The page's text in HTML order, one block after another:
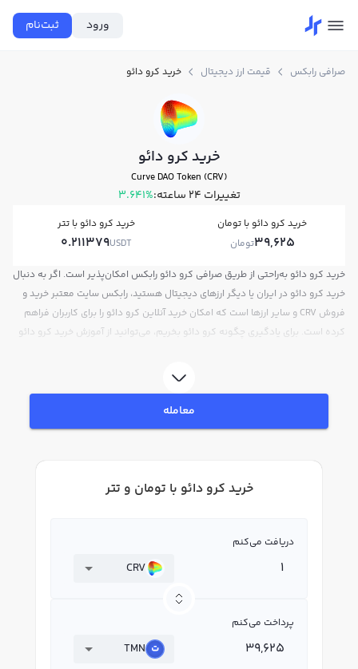
ورود ثبت‌نام
صرافی رابکس قیمت ارز دیجیتال خرید کرو دائو
خرید کرو دائو
Curve DAO Token (CRV)
تغییرات ۲۴ ساعته: 3.641%
خرید کرو دائو با تومان
39,625تومان
خرید کرو دائو با تتر
0.211379USDT
خرید کرو دائو به‌راحتی از طریق صرافی کرو دائو رابکس امکان‌پذیر است. اگر به دنبال
خرید کرو دائو در ایران یا دیگر ارزهای دیجیتال هستید، رابکس سایت معتبر خرید و
فروش CRV و سایر ارزها است که امکان خرید آنلاین کرو دائو را برای کاربران فراهم
کرده است. برای یادگیری چگونه کرو دائو بخریم، می‌توانید از آموزش خرید کرو دائو
بپردازید. در بازار رابکس، قیمت لحظه‌ای، نمودار و امکانات فروش کرو دائو نیز در
دسترس شما قرار دارد تا بتوانید تصمیمات بهتری در معاملات خود بگیرید.
معامله
خرید کرو دائو با تومان و تتر
دریافت می‌کنم
CRV
پرداخت می‌کنم
TMN